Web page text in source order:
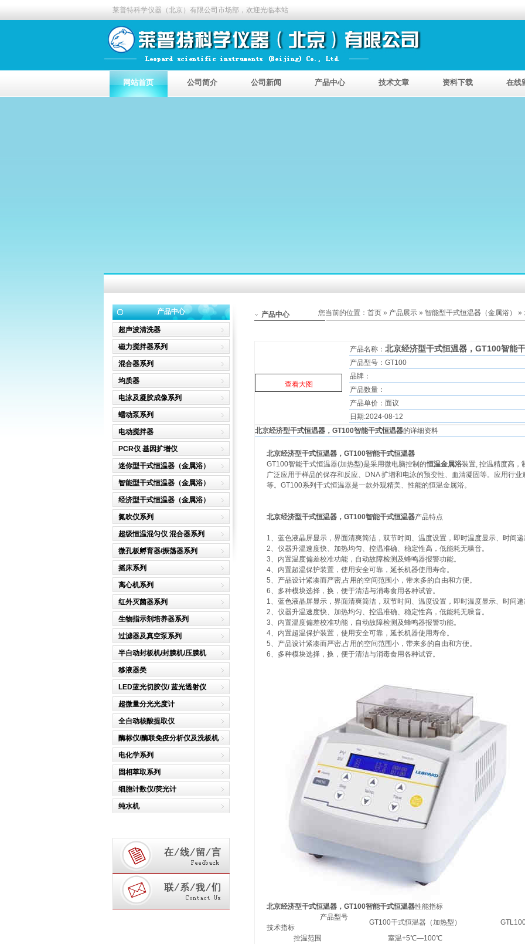
莱普特科学仪器（北京）有限公司市场部，欢迎光临本站
网站首页 公司简介 公司新闻 产品中心 技术文章 资料下载 在线
产品中心
超声波清洗器
磁力搅拌器系列
混合器系列
均质器
电泳及凝胶成像系列
蠕动泵系列
电动搅拌器
PCR仪 基因扩增仪
迷你型干式恒温器（金属浴）
智能型干式恒温器（金属浴）
经济型干式恒温器（金属浴）
氮吹仪系列
超级恒温混匀仪 混合器系列
微孔板孵育器/振荡器系列
摇床系列
离心机系列
红外灭菌器系列
生物指示剂培养器系列
过滤器及真空泵系列
半自动封板机/封膜机/压膜机
移液器类
LED蓝光切胶仪/ 蓝光透射仪
超微量分光光度计
全自动核酸提取仪
酶标仪/酶联免疫分析仪及洗板机
电化学系列
固相萃取系列
细胞计数仪/荧光计
纯水机
产品中心 您当前的位置： 首页 » 产品展示 » 智能型干式恒温器（金属浴） »
查看大图
产品名称： 北京经济型干式恒温器，GT100智能
产品型号：GT100
品牌：
产品数量：
产品单价：面议
日期:2024-08-12
北京经济型干式恒温器，GT100智能干式恒温器的详细资料
北京经济型干式恒温器，GT100智能干式恒温器
GT100智能干式恒温器(加热型)是采用微电脑控制的恒温金属浴装置, 控温精度高，
广泛应用于样品的保存和反应、DNA 扩增和电泳的预变性、血清凝固等。应用行
等。GT100系列干式恒温器是一款外观精美、性能的恒温金属浴。
北京经济型干式恒温器，GT100智能干式恒温器产品特点
1、蓝色液晶屏显示，界面清爽简洁，双节时间、温度设置，即时温度显示、时间递
2、仪器升温速度快、加热均匀、控温准确、稳定性高，低能耗无噪音。
3、内置温度偏差校准功能，自动故障检测及蜂鸣器报警功能。
4、内置超温保护装置，使用安全可靠，延长机器使用寿命。
5、产品设计紧凑而严密,占用的空间范围小，带来多的自由和方便。
6、多种模块选择，换，便于清洁与消毒食用各种试管。
1、蓝色液晶屏显示，界面清爽简洁，双节时间、温度设置，即时温度显示、时间递
2、仪器升温速度快、加热均匀、控温准确、稳定性高，低能耗无噪音。
3、内置温度偏差校准功能，自动故障检测及蜂鸣器报警功能。
4、内置超温保护装置，使用安全可靠，延长机器使用寿命。
5、产品设计紧凑而严密,占用的空间范围小，带来多的自由和方便。
6、多种模块选择，换，便于清洁与消毒食用各种试管。
北京经济型干式恒温器，GT100智能干式恒温器性能指标
产品型号
技术指标
GT100干式恒温器（加热型）
控温范围
室温+5℃—100℃